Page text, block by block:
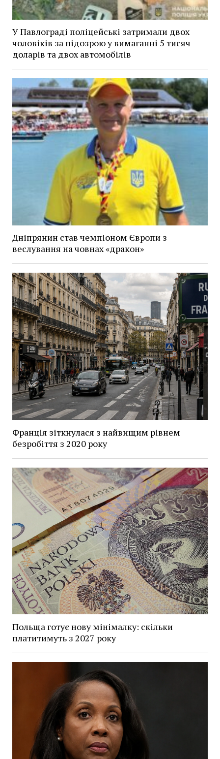
У Павлограді поліцейські затримали двох
чоловіків за підозрою у вимаганні 5 тисяч
доларів та двох автомобілів
Дніпрянин став чемпіоном Європи з
веслування на човнах «дракон»
Франція зіткнулася з найвищим рівнем
безробіття з 2020 року
Польща готує нову мінімалку: скільки
платитимуть з 2027 року